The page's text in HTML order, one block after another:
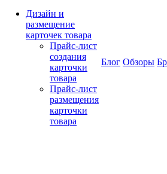
Дизайн и
размещение
карточек товара
Прайс-лист
создания
карточки
товара
Прайс-лист
размещения
карточки
товара
Блог Обзоры